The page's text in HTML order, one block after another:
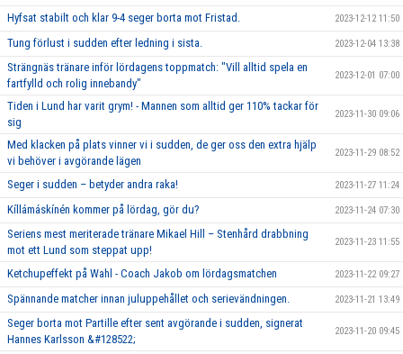
Hyfsat stabilt och klar 9-4 seger borta mot Fristad.
2023-12-12 11:50
Tung förlust i sudden efter ledning i sista. 2023-12-04 13:38
Strängnäs tränare inför lördagens toppmatch: "Vill alltid spela en
fartfylld och rolig innebandy"
2023-12-01 07:00
Tiden i Lund har varit grym! - Mannen som alltid ger 110% tackar för
sig
2023-11-30 09:06
Med klacken på plats vinner vi i sudden, de ger oss den extra hjälp
vi behöver i avgörande lägen
2023-11-29 08:52
Seger i sudden – betyder andra raka! 2023-11-27 11:24
Kíllámáskínén kommer på lördag, gör du? 2023-11-24 07:30
Seriens mest meriterade tränare Mikael Hill – Stenhård drabbning
mot ett Lund som steppat upp!
2023-11-23 11:55
Ketchupeffekt på Wahl - Coach Jakob om lördagsmatchen 2023-11-22 09:27
Spännande matcher innan juluppehållet och serievändningen. 2023-11-21 13:49
Seger borta mot Partille efter sent avgörande i sudden, signerat
Hannes Karlsson &#128522;
2023-11-20 09:45